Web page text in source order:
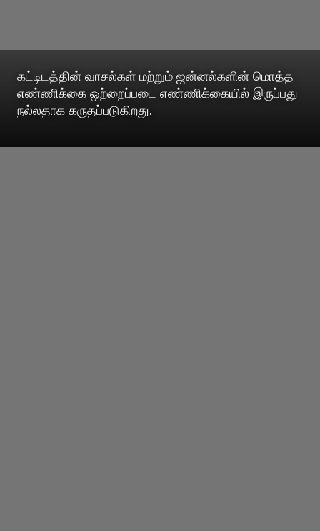
கட்டிடத்தின் வாசல்கள் மற்றும் ஜன்னல்களின் மொத்த
எண்ணிக்கை ஒற்றைப்படை எண்ணிக்கையில் இருப்பது
நல்லதாக கருதப்படுகிறது.